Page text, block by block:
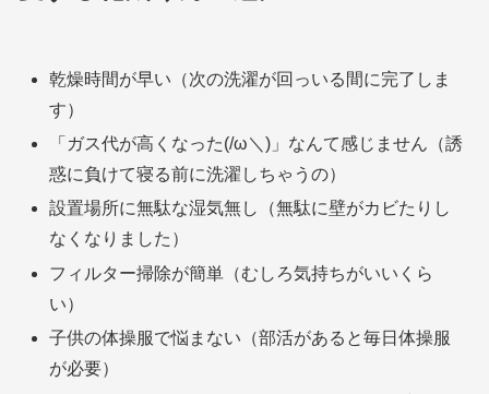
乾燥時間が早い（次の洗濯が回っいる間に完了しま
す）
「ガス代が高くなった(/ω＼)」なんて感じません（誘
惑に負けて寝る前に洗濯しちゃうの）
設置場所に無駄な湿気無し（無駄に壁がカビたりし
なくなりました）
フィルター掃除が簡単（むしろ気持ちがいいくら
い）
子供の体操服で悩まない（部活があると毎日体操服
が必要）